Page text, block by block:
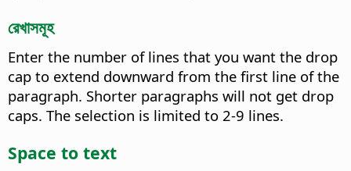
রেখাসমূহ
Enter the number of lines that you want the drop
cap to extend downward from the first line of the
paragraph. Shorter paragraphs will not get drop
caps. The selection is limited to 2-9 lines.
Space to text